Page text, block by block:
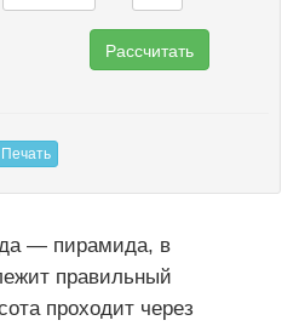
— пирамида, в
правильный
проходит через